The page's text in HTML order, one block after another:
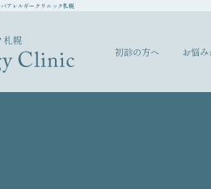
アレルギークリニック札幌
初診の方へ お悩